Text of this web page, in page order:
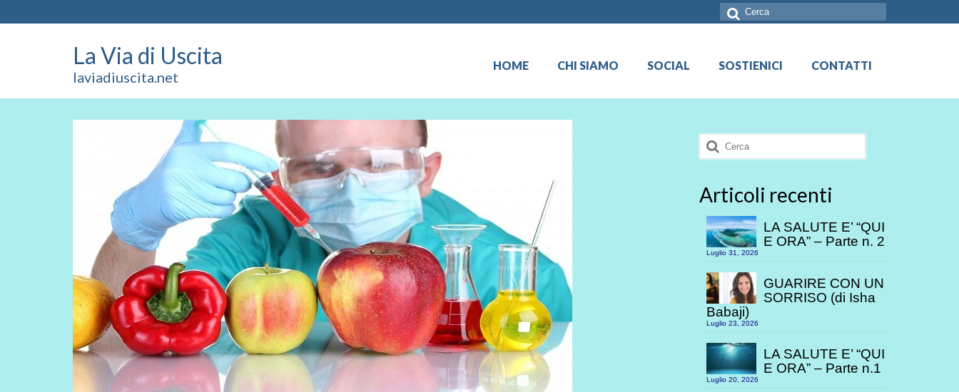
Cerca:
La Via di Uscita
laviadiuscita.net
HOME CHI SIAMO SOCIAL SOSTIENICI CONTATTI
Cerca:
Articoli recenti
LA SALUTE E’ “QUI
E ORA” – Parte n. 2
Luglio 31, 2026
GUARIRE CON UN
SORRISO (di Isha
Babaji)
Luglio 23, 2026
LA SALUTE E’ “QUI
E ORA” – Parte n.1
Luglio 20, 2026